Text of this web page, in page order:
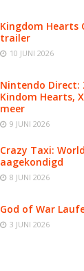
Kingdom Hearts
trailer
10 JUNI 2026
Nintendo Direct:
Kindom Hearts,
meer
9 JUNI 2026
Crazy Taxi:
aagekondigd
8 JUNI 2026
God of War
3 JUNI 2026